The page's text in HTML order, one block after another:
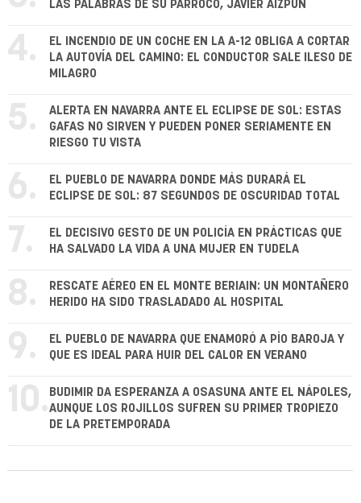
LAS PALABRAS DE SU PÁRROCO, JAVIER AIZPÚN
4.
EL INCENDIO DE UN COCHE EN LA A-12 OBLIGA A CORTAR
LA AUTOVÍA DEL CAMINO: EL CONDUCTOR SALE ILESO DE
MILAGRO
5.
ALERTA EN NAVARRA ANTE EL ECLIPSE DE SOL: ESTAS
GAFAS NO SIRVEN Y PUEDEN PONER SERIAMENTE EN
RIESGO TU VISTA
6.
EL PUEBLO DE NAVARRA DONDE MÁS DURARÁ EL
ECLIPSE DE SOL: 87 SEGUNDOS DE OSCURIDAD TOTAL
7.
EL DECISIVO GESTO DE UN POLICÍA EN PRÁCTICAS QUE
HA SALVADO LA VIDA A UNA MUJER EN TUDELA
8.
RESCATE AÉREO EN EL MONTE BERIAIN: UN MONTAÑERO
HERIDO HA SIDO TRASLADADO AL HOSPITAL
9.
EL PUEBLO DE NAVARRA QUE ENAMORÓ A PÍO BAROJA Y
QUE ES IDEAL PARA HUIR DEL CALOR EN VERANO
10. BUDIMIR DA ESPERANZA A OSASUNA ANTE EL NÁPOLES,
AUNQUE LOS ROJILLOS SUFREN SU PRIMER TROPIEZO
DE LA PRETEMPORADA